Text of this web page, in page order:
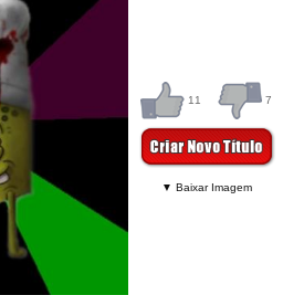
11 7
▼ Baixar Imagem